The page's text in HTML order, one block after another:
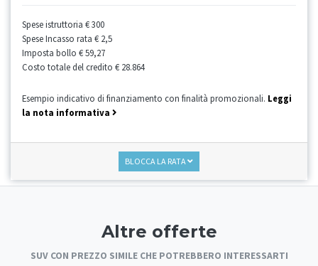
Spese istruttoria € 300
Spese Incasso rata € 2,5
Imposta bollo € 59,27
Costo totale del credito € 28.864
Esempio indicativo di finanziamento con finalità promozionali. Leggi
la nota informativa
BLOCCA LA RATA
Altre offerte
SUV CON PREZZO SIMILE CHE POTREBBERO INTERESSARTI